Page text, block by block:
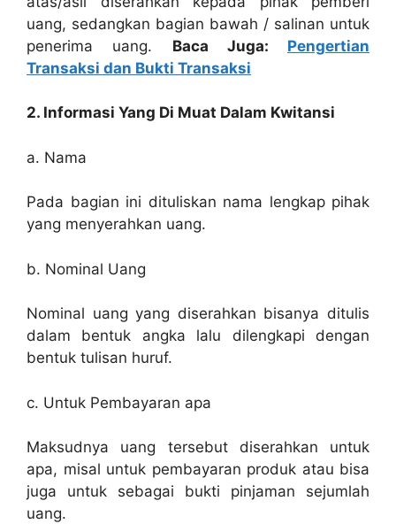
uang, sedangkan bagian bawah / salinan untuk
penerima uang. Baca Juga: Pengertian
Transaksi dan Bukti Transaksi
2. Informasi Yang Di Muat Dalam Kwitansi
a. Nama
Pada bagian ini dituliskan nama lengkap pihak
yang menyerahkan uang.
b. Nominal Uang
Nominal uang yang diserahkan bisanya ditulis
dalam bentuk angka lalu dilengkapi dengan
bentuk tulisan huruf.
c. Untuk Pembayaran apa
Maksudnya uang tersebut diserahkan untuk
apa, misal untuk pembayaran produk atau bisa
juga untuk sebagai bukti pinjaman sejumlah
uang.